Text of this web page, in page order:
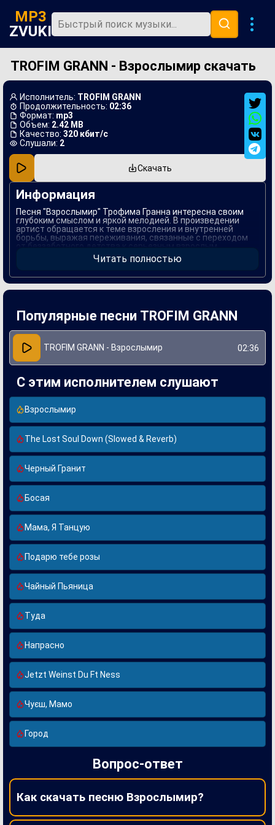
MP3
ZVUKI
Главная
Популярная
В машину
Музыка 80х
Ремиксы
TROFIM GRANN - Взрослымир скачать
Исполнитель: TROFIM GRANN
Продолжительность: 02:36
Формат: mp3
Объем: 2.42 MB
Качество: 320 кбит/с
Слушали: 2
Скачать
Информация
Песня "Взрослымир" Трофима Гранна интересна своим
глубоким смыслом и яркой мелодией. В произведении
артист обращается к теме взросления и внутренней
борьбы, выражая переживания, связанные с переходом
от беззаботного детства к серьезным взрослым
вопросам. Лирика наполнена метафорами, которые
помогают лучше понять эмоциональный контекст и
Создание "Взрослымир" стало важным этапом в карьере
близкой многим слушателям. Уникальное сочетание
музыки и текста позволяет воспринимать композицию как
не просто развлечение, а глубокое произведение
искусства, способное вызвать резонанс у разных
поколений.
Читать полностью
Популярные песни TROFIM GRANN
TROFIM GRANN - Взрослымир 02:36
С этим исполнителем слушают
Взрослымир
The Lost Soul Down (Slowed & Reverb)
Черный Гранит
Босая
Мама, Я Танцую
Подарю тебе розы
Чайный Пьяница
Туда
Напрасно
Jetzt Weinst Du Ft Ness
Чуєш, Мамо
Город
Вопрос-ответ
Как скачать песню Взрослымир?